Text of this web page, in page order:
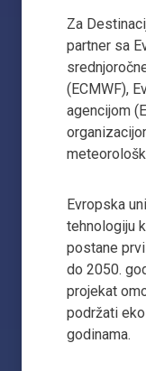
Za
partner sa
(ECMWF),
agencijom
Evropska
tehnologiju
postane
do 2050.
projekat
podržati
godinama.